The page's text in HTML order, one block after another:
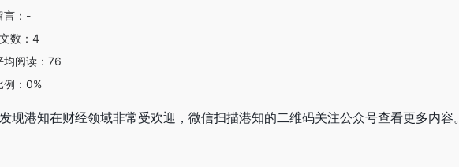
言：-
数：4
均阅读：76
例：0%
现港知在财经领域非常受欢迎，微信扫描港知的二维码关注公众号查看更多内容。